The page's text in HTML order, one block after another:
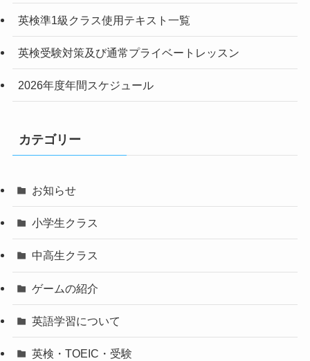
英検準1級クラス使用テキスト一覧
英検受験対策及び通常プライベートレッスン
2026年度年間スケジュール
カテゴリー
お知らせ
小学生クラス
中高生クラス
ゲームの紹介
英語学習について
英検・TOEIC・受験